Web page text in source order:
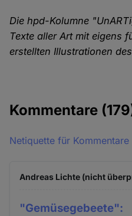
Die hpd-Kolumne
Texte aller Art mit eigens
erstellten Illustrationen
Kommentare
Netiquette für Kommentare
Andreas Lichte (nicht
"Gemüsegebeete":